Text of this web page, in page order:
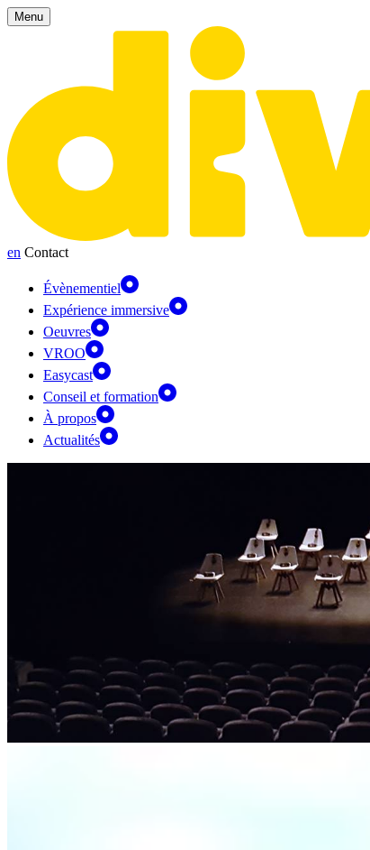
Panneau de gestion des cookies
Menu
en Contact
Évènementiel
Expérience immersive
Oeuvres
VROO
Easycast
Conseil et formation
À propos
Actualités